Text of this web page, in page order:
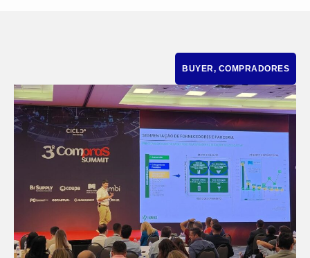
BUYER, COMPRADORES